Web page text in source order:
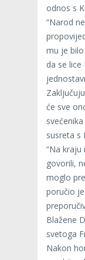
odnos s
“Narod
mu je
da se
će sve
susreta s
“Na
govorili,
moglo
poručio
Blažene
svetoga
Nakon